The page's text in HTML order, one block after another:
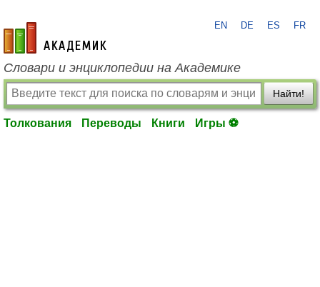
academic.ru
EN DE ES FR
Словари и энциклопедии на Академике
Найти!
Толкования Переводы Книги Игры ⚽